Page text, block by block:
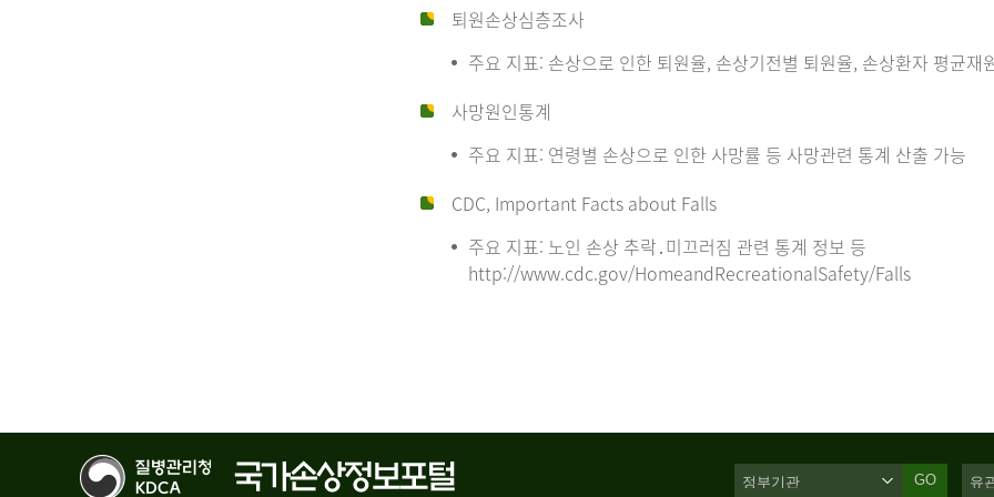
퇴원손상심층조사
주요 지표: 손상으로 인한 퇴원율, 손상기전별 퇴원율, 손상환자 평균재
사망원인통계
주요 지표: 연령별 손상으로 인한 사망률 등 사망관련 통계 산출 가능
CDC, Important Facts about Falls
주요 지표: 노인 손상 추락․미끄러짐 관련 통계 정보 등
http://www.cdc.gov/HomeandRecreationalSafety/Falls
GO